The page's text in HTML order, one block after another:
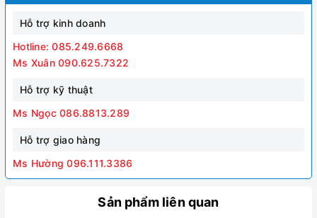
Hỗ trợ kinh doanh
Hotline: 085.249.6668
Ms Xuân 090.625.7322
Hỗ trợ kỹ thuật
Ms Ngọc 086.8813.289
Hỗ trợ giao hàng
Ms Hường 096.111.3386
Sản phẩm liên quan